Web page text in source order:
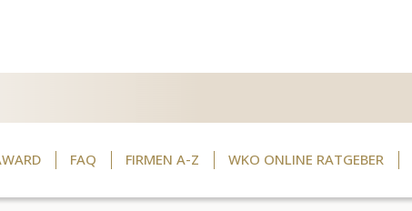
FAQ FIRMEN A-Z WKO ONLINE RATGEBER